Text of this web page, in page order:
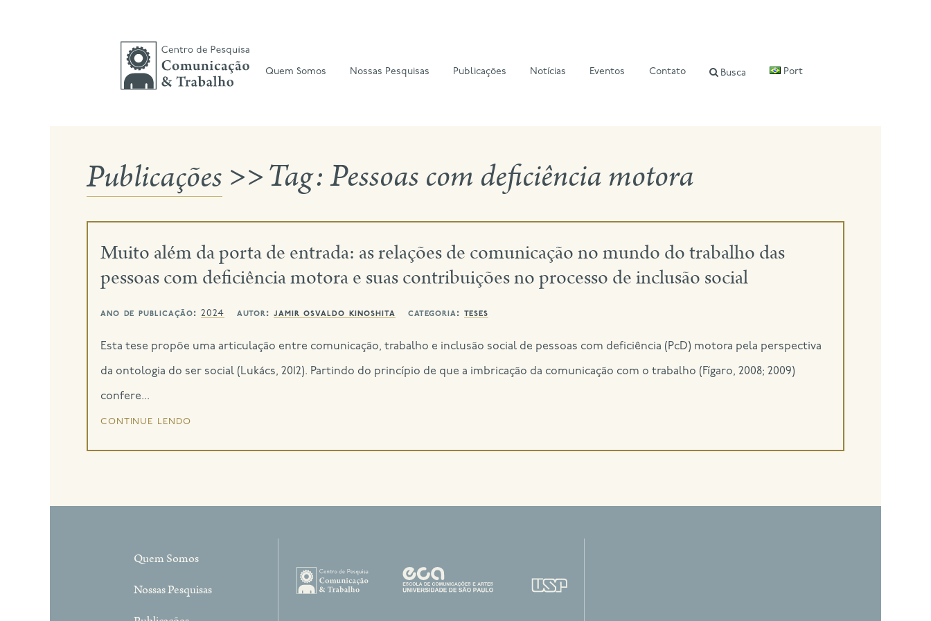
Quem Somos Nossas Pesquisas Publicações Notícias Eventos Contato Busca Port
Publicações >>Tag:Pessoas com deficiência motora
Muito além da porta de entrada: as relações de comunicação no mundo do trabalho das
pessoas com deficiência motora e suas contribuições no processo de inclusão social
ano de publicação:2024 autor: jamir osvaldo kinoshita categoria: teses
Esta tese propõe uma articulação entre comunicação, trabalho e inclusão social de pessoas com deficiência (PcD) motora pela perspectiva
da ontologia do ser social (Lukács, 2012). Partindo do princípio de que a imbricação da comunicação com o trabalho (Fígaro, 2008; 2009)
confere...
continue lendo
Quem Somos
Nossas Pesquisas